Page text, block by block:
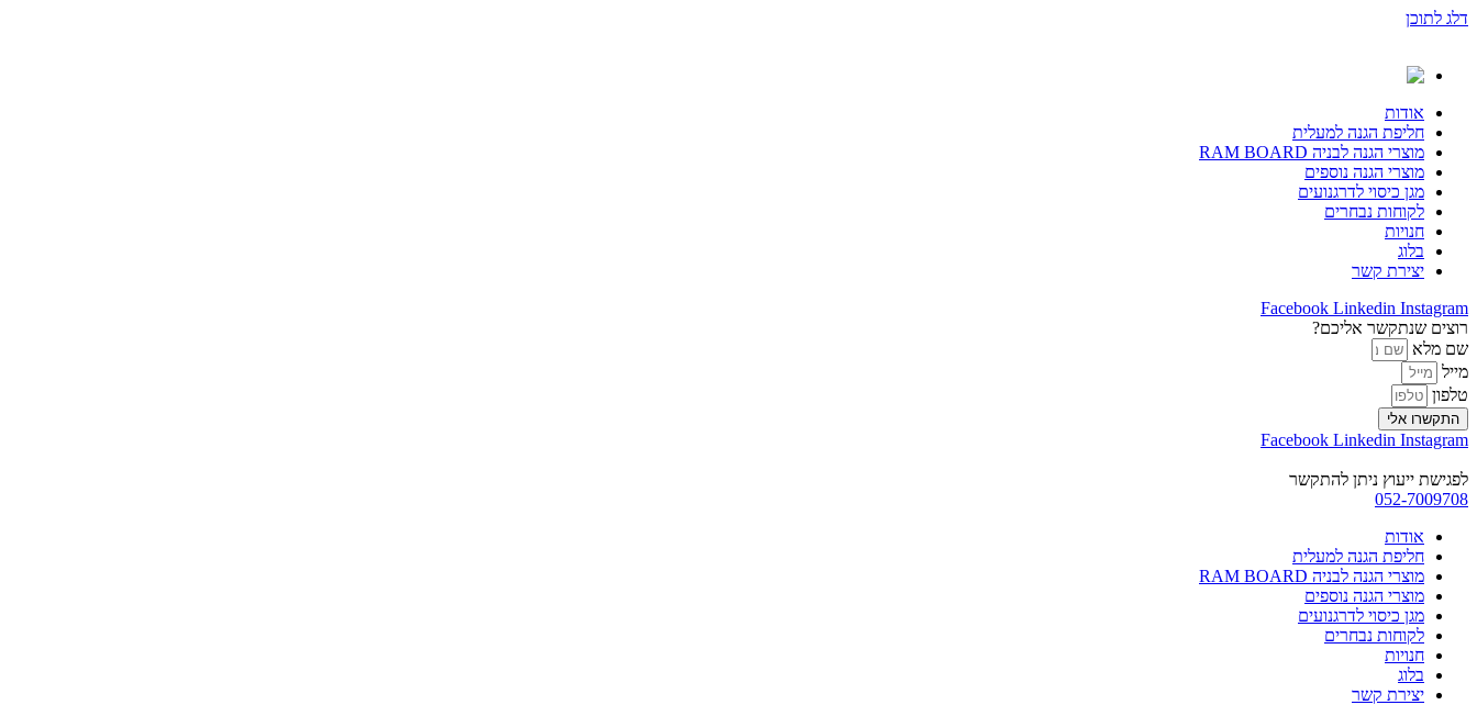
דלג לתוכן
אודות
חליפת הגנה למעלית
מוצרי הגנה לבניה RAM BOARD
מוצרי הגנה נוספים
מגן כיסוי לדרגנועים
לקוחות נבחרים
חנויות
בלוג
יצירת קשר
Facebook Linkedin Instagram
רוצים שנתקשר אליכם?
שם מלא
מייל
טלפון
התקשרו אלי
Facebook Linkedin Instagram
לפגישת ייעוץ ניתן להתקשר
052-7009708
אודות
חליפת הגנה למעלית
מוצרי הגנה לבניה RAM BOARD
מוצרי הגנה נוספים
מגן כיסוי לדרגנועים
לקוחות נבחרים
חנויות
בלוג
יצירת קשר